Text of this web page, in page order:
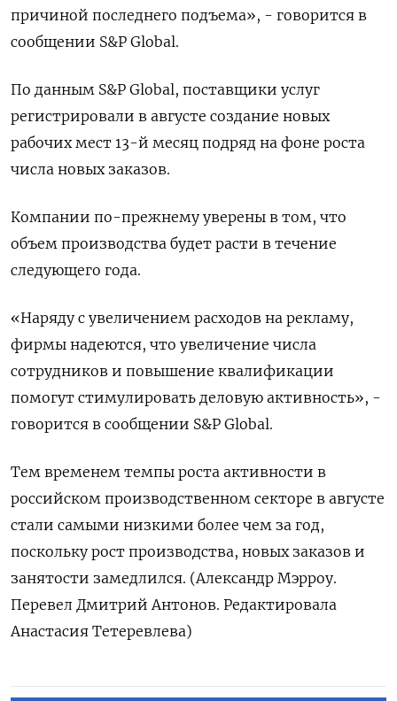
причиной последнего подъема», - говорится в
сообщении S&P Global.
По данным S&P Global, поставщики услуг
регистрировали в августе создание новых
рабочих мест 13-й месяц подряд на фоне роста
числа новых заказов.
Компании по-прежнему уверены в том, что
объем производства будет расти в течение
следующего года.
«Наряду с увеличением расходов на рекламу,
фирмы надеются, что увеличение числа
сотрудников и повышение квалификации
помогут стимулировать деловую активность», -
говорится в сообщении S&P Global.
Тем временем темпы роста активности в
российском производственном секторе в августе
стали самыми низкими более чем за год,
поскольку рост производства, новых заказов и
занятости замедлился. (Александр Мэрроу.
Перевел Дмитрий Антонов. Редактировала
Анастасия Тетеревлева)